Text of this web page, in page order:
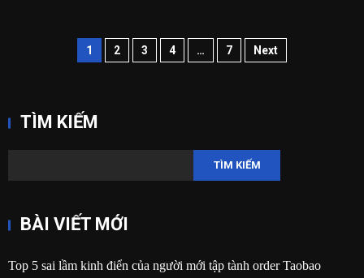
Phân
bài
viết
1 2 3 4 … 7 Next
TÌM KIẾM
TÌM KIẾM
BÀI VIẾT MỚI
Top 5 sai lầm kinh điển của người mới tập tành order Taobao